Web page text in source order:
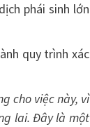
phái sinh lớn
quy trình xác
cho việc này, vì
lai. Đây là một